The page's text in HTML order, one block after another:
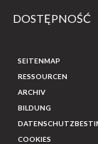
DOSTĘPNOŚĆ
SEITENMAP
RESSOURCEN
ARCHIV
BILDUNG
COOKIES